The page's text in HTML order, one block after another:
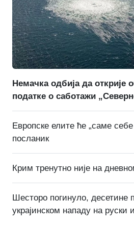
Немачка одбија да открије
податке о саботажи
Европске елите ће „саме
посланик
Крим тренутно није на
Шесторо погинуло, десетине
украјинском нападу на руски